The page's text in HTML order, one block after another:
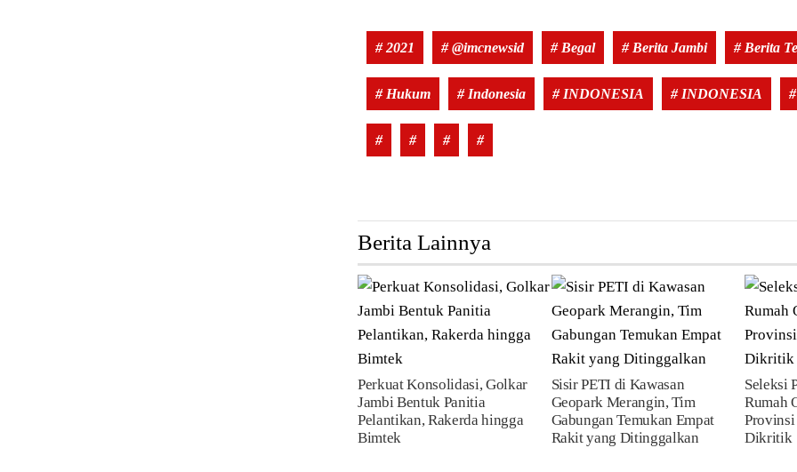
# 2021 # @imcnewsid # Begal # Berita Jambi # Berita
# Hukum # Indonesia # INDONESIA # INDONESIA
# # # #
Berita Lainnya
Perkuat Konsolidasi, Golkar
Jambi Bentuk Panitia
Pelantikan, Rakerda hingga
Bimtek
Sisir PETI di Kawasan
Geopark Merangin, Tim
Gabungan Temukan Empat
Rakit yang Ditinggalkan
Seleksi
Rumah
Dikritik